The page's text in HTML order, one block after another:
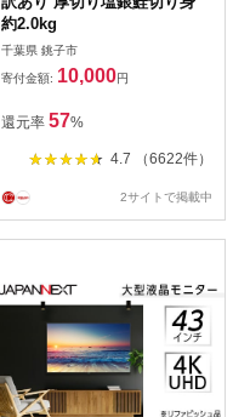
約2.0kg
千葉県 銚子市
寄付金額: 10,000円
還元率 57%
4.7 （6622件）
2サイトで掲載中